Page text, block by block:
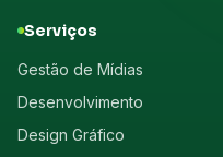
Serviços
Gestão de Mídias
Desenvolvimento
Design Gráfico